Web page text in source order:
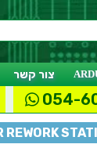
צור קשר
054-
REWORK